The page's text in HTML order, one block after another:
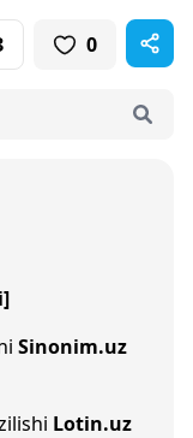
0
Sinonim.uz
Lotin.uz